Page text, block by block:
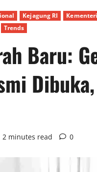
Kejagung RI
Trends
Baru:
2 minutes read 0